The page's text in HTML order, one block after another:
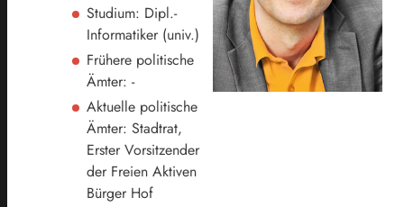
Studium: Dipl.-
Informatiker (univ.)
Frühere politische
Ämter: -
Aktuelle politische
Ämter: Stadtrat,
Erster Vorsitzender
der Freien Aktiven
Bürger Hof